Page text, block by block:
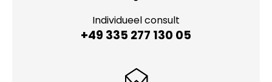
Individueel consult
+49 335 277 130 05